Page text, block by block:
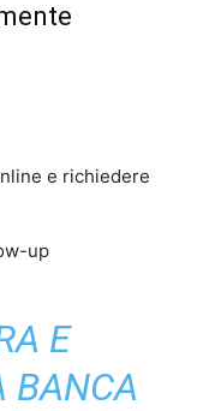
e richiedere
up
E
BANCA